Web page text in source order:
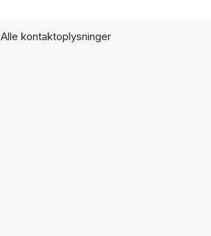
Alle kontaktoplysninger